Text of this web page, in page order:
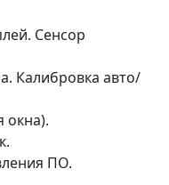
Сенсор
Калибровка авто/
окна).
ПО.